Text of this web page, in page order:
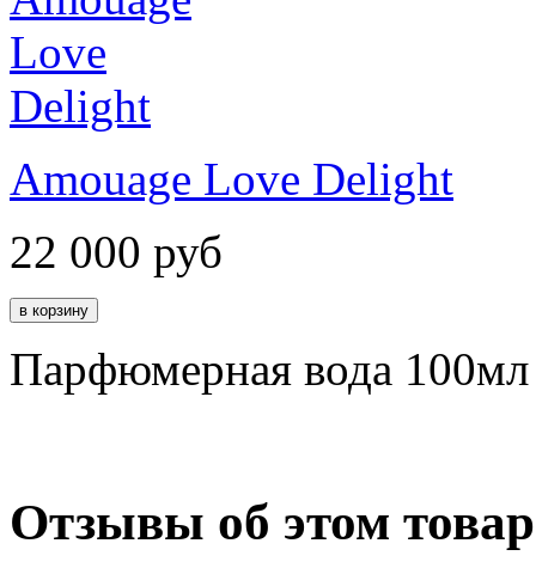
Amouage Love Delight
22 000 руб
Парфюмерная вода 100мл
Отзывы об этом